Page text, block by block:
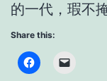
的一代，瑕不
Share this: